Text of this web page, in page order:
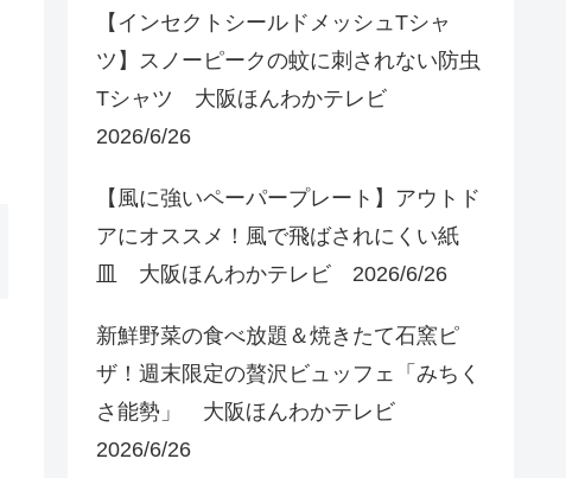
【インセクトシールドメッシュTシャ
ツ】スノーピークの蚊に刺されない防虫
Tシャツ 大阪ほんわかテレビ
2026/6/26
【風に強いペーパープレート】アウトド
アにオススメ！風で飛ばされにくい紙
皿 大阪ほんわかテレビ 2026/6/26
新鮮野菜の食べ放題＆焼きたて石窯ピ
ザ！週末限定の贅沢ビュッフェ「みちく
さ能勢」 大阪ほんわかテレビ
2026/6/26